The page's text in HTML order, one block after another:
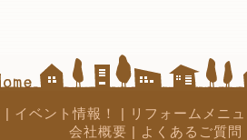
イベント情報！
リフォームメニ
会社概要
よくあるご質問